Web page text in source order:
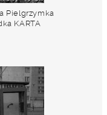
Pielgrzymka
KARTA